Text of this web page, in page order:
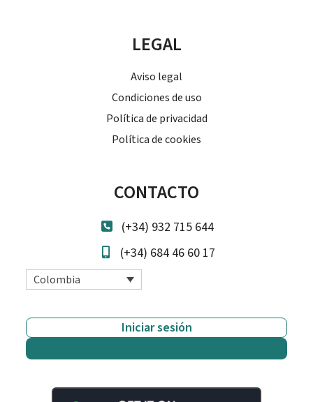
LEGAL
Aviso legal
Condiciones de uso
Política de privacidad
Política de cookies
CONTACTO
(+34) 932 715 644
(+34) 684 46 60 17
Colombia
Iniciar sesión